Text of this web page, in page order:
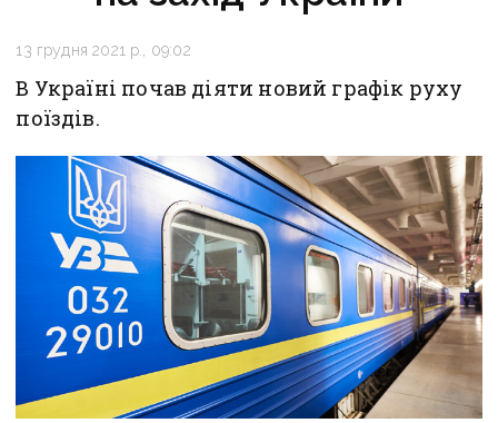
13 грудня 2021 р., 09:02
В Україні почав діяти новий графік руху
поїздів.